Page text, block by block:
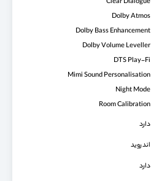
Dolby Atmos
Dolby Bass Enhancement
Dolby Volume Leveller
DTS Play-Fi
Mimi Sound Personalisation
Night Mode
Room Calibration
دارد
اندروید
دارد